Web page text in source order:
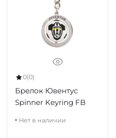
0(0)
Брелок Ювентус
Spinner Keyring FB
Нет в наличии